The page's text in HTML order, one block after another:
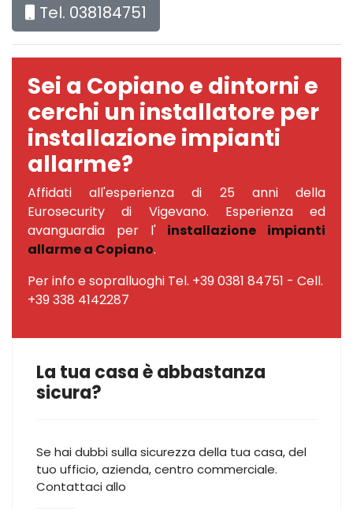
Tel. 038184751
Sei a Copiano e dintorni e
cerchi un installatore per
installazione impianti
allarme?
Affidati all'esperienza di 25 anni della
Eurosecurity di Vigevano. Esperienza ed
avanguardia per l' installazione impianti
allarme a Copiano.
Per info e sopralluoghi Tel. +39 0381 84751 - Cell.
+39 338 4142287
La tua casa è abbastanza
sicura?
Se hai dubbi sulla sicurezza della tua casa, del
tuo ufficio, azienda, centro commerciale.
Contattaci allo